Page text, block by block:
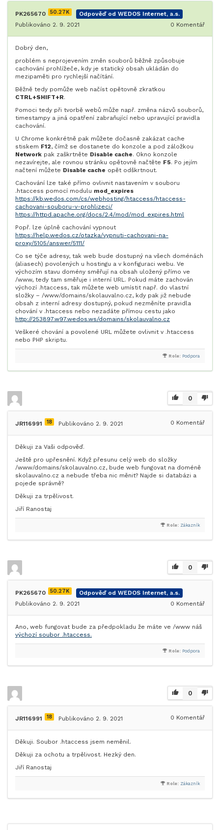
PK265670 50.27K
Odpověď od WEDOS Internet, a.s.
Publikováno 2. 9. 2021
0 Komentář
Dobrý den,
problém s neprojevením změn souborů běžně způsobuje
cachování prohlížeče, kdy je statický obsah ukládán do
mezipaměti pro rychlejší načítání.
Běžně tedy pomůže web načíst opětovně zkratkou
CTRL+SHIFT+R.
Pomoci tedy při tvorbě webů může např. změna názvů souborů,
timestampy a jiná opatření zabraňující nebo upravující pravidla
cachování.
U Chrome konkrétně pak můžete dočasně zakázat cache
stiskem F12, čímž se dostanete do konzole a pod záložkou
Network pak zaškrtněte Disable cache. Okno konzole
nezavírejte, ale rovnou stránku opětovně načtěte F5. Po jejím
načtení můžete Disable cache opět odškrtnout.
Cachování lze také přímo ovlivnit nastavením v souboru
.htaccess pomocí modulu mod_expires
https://kb.wedos.com/cs/webhosting/htaccess/htaccess-
cachovani-souboru-v-prohlizeci/
https://httpd.apache.org/docs/2.4/mod/mod_expires.html
Popř. lze úplně cachování vypnout
https://help.wedos.cz/otazka/vypnuti-cachovani-na-
proxy/5105/answer/5111/
Co se týče adresy, tak web bude dostupný na všech doménách
(aliasech) povolených u hostingu a v konfiguraci webu. Ve
výchozím stavu domény směřují na obsah uložený přímo ve
/www, tedy tam směřuje i interní URL. Pokud máte zachován
výchozí .htaccess, tak můžete web umístit např. do vlastní
složky – /www/domains/skolauvalno.cz, kdy pak již nebude
obsah z interní adresy dostupný, pokud nezměníte pravidla
chování v .htaccess nebo nezadáte přímou cestu jako
http://253897.w97.wedos.ws/domains/skolauvalno.cz
Veškeré chování a povolené URL můžete ovlivnit v .htaccess
nebo PHP skriptu.
Role: Podpora
0
JR116991 18 Publikováno 2. 9. 2021 0 Komentář
Děkuji za Vaši odpověď.
Ještě pro upřesnění. Když přesunu celý web do složky
/www/domains/skolauvalno.cz, bude web fungovat na doméně
skolauvalno.cz a nebude třeba nic měnit? Najde si databázi a
pojede správně?
Děkuji za trpělivost.
Jiří Ranostaj
Role: Zákazník
0
PK265670 50.27K
Odpověď od WEDOS Internet, a.s.
Publikováno 2. 9. 2021
0 Komentář
Ano, web fungovat bude za předpokladu že máte ve /www náš
výchozí soubor .htaccess.
Role: Podpora
0
JR116991 18 Publikováno 2. 9. 2021 0 Komentář
Děkuji. Soubor .htaccess jsem neměnil.
Děkuji za ochotu a trpělivost. Hezký den.
Jiří Ranostaj
Role: Zákazník